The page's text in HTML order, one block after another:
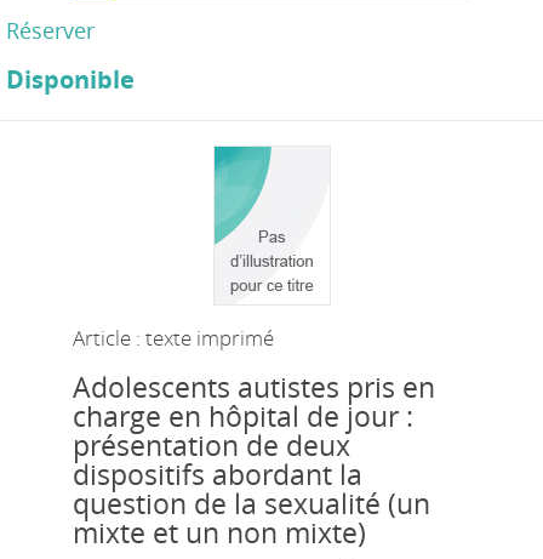
Réserver
Disponible
Article : texte imprimé
Adolescents autistes pris en
charge en hôpital de jour :
présentation de deux
dispositifs abordant la
question de la sexualité (un
mixte et un non mixte)